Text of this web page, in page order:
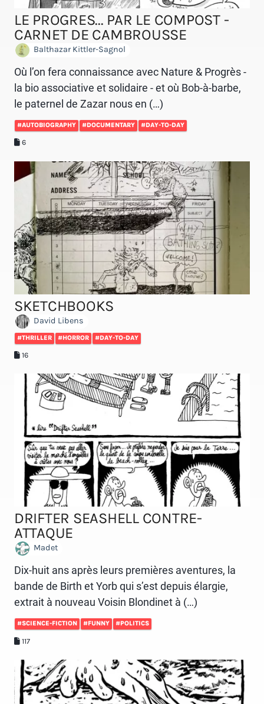
LE PROGRES... PAR LE COMPOST -
CARNET DE CAMBROUSSE
Balthazar Kittler-Sagnol
Où l’on fera connaissance avec Nature & Progrès -
la bio associative et solidaire - et où Bob-à-barbe,
le paternel de Zazar nous en (…)
#AUTOBIOGRAPHY #DOCUMENTARY #DAY-TO-DAY
6
SKETCHBOOKS
David Libens
#THRILLER #HORROR #DAY-TO-DAY
16
DRIFTER SEASHELL CONTRE-
ATTAQUE
Madet
Dix-huit ans après leurs premières aventures, la
bande de Birth et Yorb qui s’est depuis élargie,
extrait à nouveau Voisin Blondinet à (…)
#SCIENCE-FICTION #FUNNY #POLITICS
117